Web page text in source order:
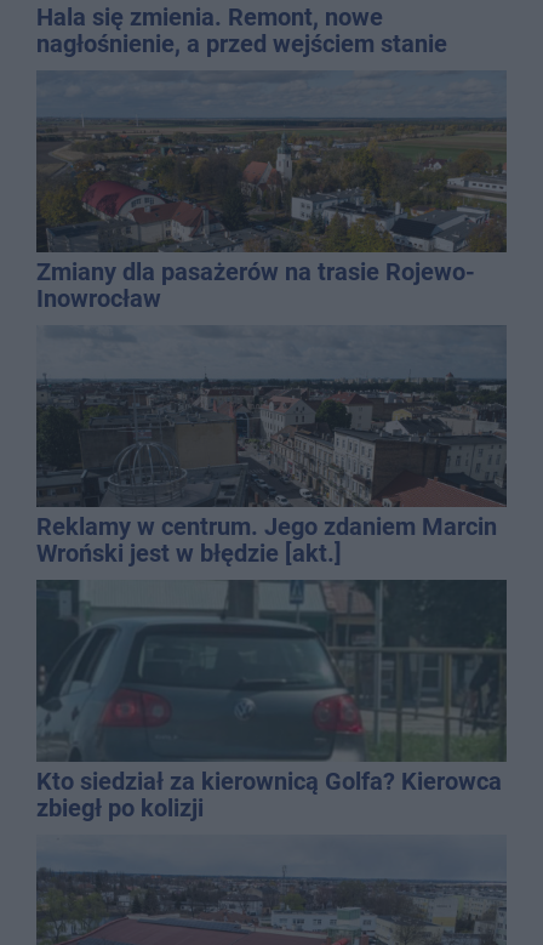
Hala się zmienia. Remont, nowe
nagłośnienie, a przed wejściem stanie
QEMETICA ARENA
Zmiany dla pasażerów na trasie Rojewo-
Inowrocław
Reklamy w centrum. Jego zdaniem Marcin
Wroński jest w błędzie [akt.]
Kto siedział za kierownicą Golfa? Kierowca
zbiegł po kolizji